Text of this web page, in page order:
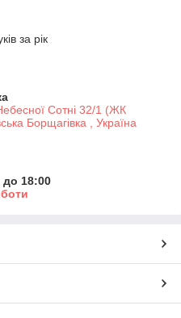
за рік
Сотні 32/1 (ЖК
Борщагівка , Україна
до 18:00